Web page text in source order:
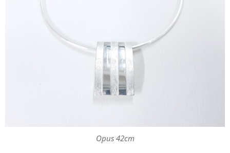
Opus 42cm